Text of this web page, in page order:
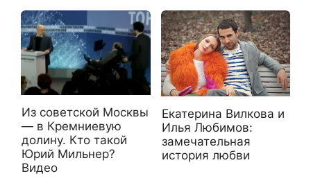
Из советской Москвы
— в Кремниевую
долину. Кто такой
Юрий Мильнер?
Видео
Екатерина Вилкова и
Илья Любимов:
замечательная
история любви